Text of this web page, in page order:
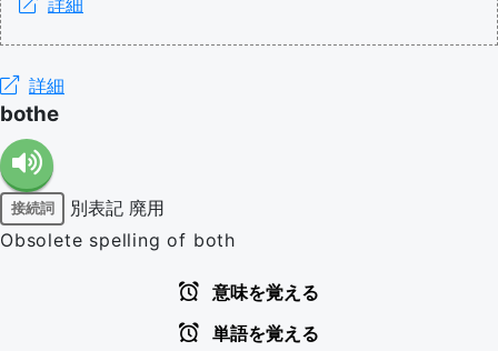
詳細
bothe
接続詞 別表記 廃用
Obsolete spelling of both
意味を覚える
単語を覚える